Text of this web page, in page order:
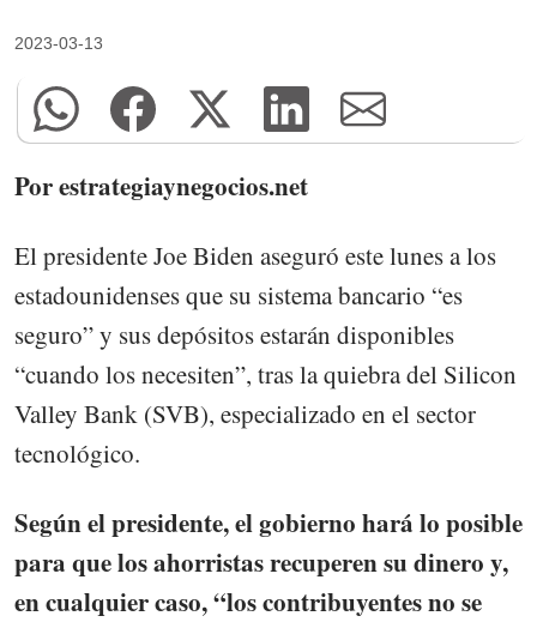
2023-03-13
Por estrategiaynegocios.net
El presidente Joe Biden aseguró este lunes a los
estadounidenses que su sistema bancario “es
seguro” y sus depósitos estarán disponibles
“cuando los necesiten”, tras la quiebra del Silicon
Valley Bank (SVB), especializado en el sector
tecnológico.
Según el presidente, el gobierno hará lo posible
para que los ahorristas recuperen su dinero y,
en cualquier caso, “los contribuyentes no se